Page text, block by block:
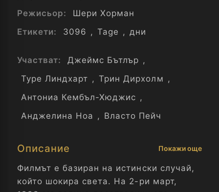
Режисьор:
Шери Хорман
Етикети:
3096 , Tage , дни
Участват: Джеймс Бътлър ,
Туре Линдхарт , Трин Дирхолм ,
Антониа Кембъл-Хюджис ,
Анджелина Ноа , Власто Пейч
Описание Покажи още
Филмът е базиран на истински случай,
който шокира света. На 2-ри март,